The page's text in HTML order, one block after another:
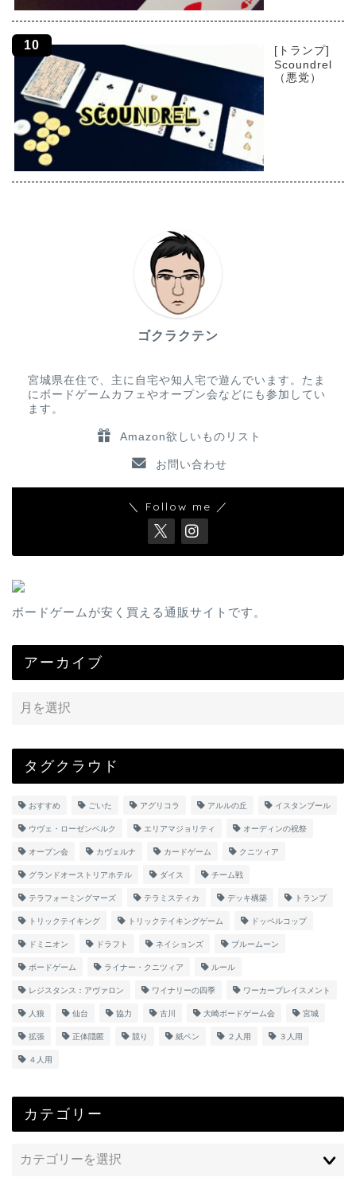
[トランプ]
Scoundrel
（悪党）
ゴクラクテン
宮城県在住で、主に自宅や知人宅で遊んでいます。たま
にボードゲームカフェやオープン会などにも参加してい
ます。
Amazon欲しいものリスト
お問い合わせ
＼ Follow me ／
ボードゲームが安く買える通販サイトです。
アーカイブ
タグクラウド
おすすめ ごいた アグリコラ アルルの丘 イスタンブール
ウヴェ・ローゼンベルク エリアマジョリティ オーディンの祝祭
オープン会 カヴェルナ カードゲーム クニツィア
グランドオーストリアホテル ダイス チーム戦
テラフォーミングマーズ テラミスティカ デッキ構築 トランプ
トリックテイキング トリックテイキングゲーム ドッペルコップ
ドミニオン ドラフト ネイションズ ブルームーン
ボードゲーム ライナー・クニツィア ルール
レジスタンス：アヴァロン ワイナリーの四季 ワーカープレイスメント
人狼 仙台 協力 古川 大崎ボードゲーム会 宮城
拡張 正体隠匿 競り 紙ペン ２人用 ３人用
４人用
カテゴリー